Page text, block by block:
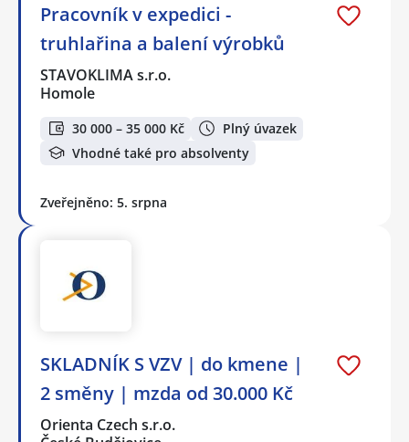
Pracovník v expedici -
truhlařina a balení výrobků
STAVOKLIMA s.r.o.
Homole
30 000 – 35 000 Kč
Plný úvazek
Vhodné také pro absolventy
Zveřejněno: 5. srpna
SKLADNÍK S VZV | do kmene |
2 směny | mzda od 30.000 Kč
Orienta Czech s.r.o.